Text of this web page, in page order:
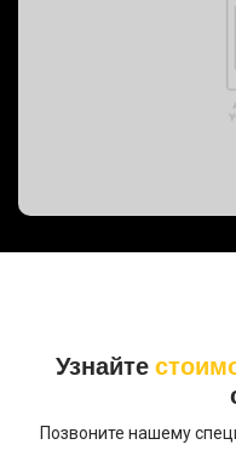
Узнайте
Позвоните нашему